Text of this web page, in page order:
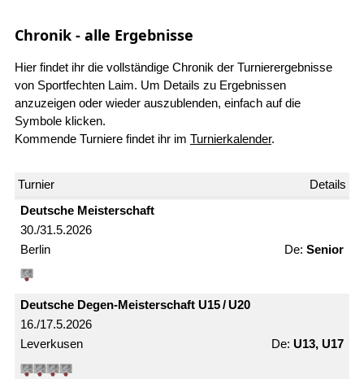
Chronik - alle Ergebnisse
Hier findet ihr die vollständige Chronik der Turnierergebnisse
von Sportfechten Laim. Um Details zu Ergebnissen
anzuzeigen oder wieder auszublenden, einfach auf die
Symbole klicken.
Kommende Turniere findet ihr im Turnierkalender.
30./31.5.2026
Deutsche Meister­schaft
Berlin Senior
16./17.5.2026
Deutsche Degen-Meister­schaft U15 / U20
Leverkusen U13, U17